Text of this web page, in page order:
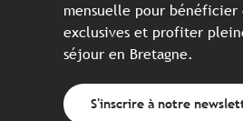
mensuelle pour bénéficier
exclusives et profiter
séjour en Bretagne.
S'inscrire à notre